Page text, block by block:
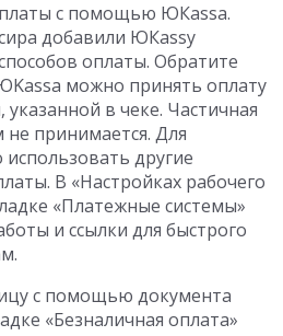
с помощью ЮКаssа.
добавили ЮКаssу
оплаты. Обратите
можно принять оплату
в чеке. Частичная
принимается. Для
другие
В «Настройках рабочего
«Платежные системы»
и ссылки для быстрого
с помощью документа
«Безналичная оплата»